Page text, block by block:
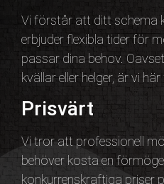
Vi förstår att ditt schema
erbjuder flexibla tider för
passar dina behov.
kvällar eller helger, är vi
Prisvärt
Vi tror att professionell
behöver kosta en
konkurrenskraftiga priser